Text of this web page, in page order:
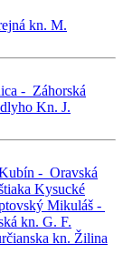
kn. M.
- Záhorská
Kn. J.
- Oravská
Kysucké
Mikuláš -
kn. G. F.
kn. Žilina